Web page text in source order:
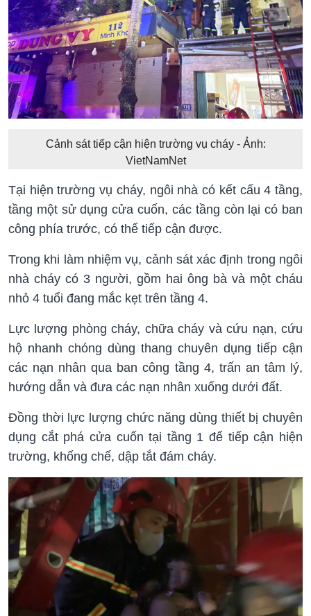
Cảnh sát tiếp cận hiện trường vụ cháy - Ảnh:
VietNamNet
Tại hiện trường vụ cháy, ngôi nhà có kết cấu 4 tầng,
tầng một sử dụng cửa cuốn, các tầng còn lại có ban
công phía trước, có thể tiếp cận được.
Trong khi làm nhiệm vụ, cảnh sát xác định trong ngôi
nhà cháy có 3 người, gồm hai ông bà và một cháu
nhỏ 4 tuổi đang mắc kẹt trên tầng 4.
Lực lượng phòng cháy, chữa cháy và cứu nạn, cứu
hộ nhanh chóng dùng thang chuyên dụng tiếp cận
các nạn nhân qua ban công tầng 4, trấn an tâm lý,
hướng dẫn và đưa các nạn nhân xuống dưới đất.
Đồng thời lực lượng chức năng dùng thiết bị chuyên
dụng cắt phá cửa cuốn tại tầng 1 để tiếp cận hiện
trường, khống chế, dập tắt đám cháy.